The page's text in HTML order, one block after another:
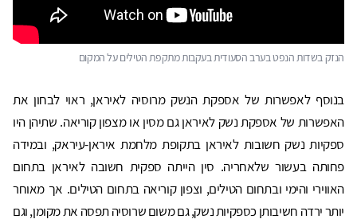
הנזק בשדות הנפט בערב הסעודית בעקבות מתקפת הטילים על המקום
בנוסף לאפשרות של אספקת הנשק מרוסיה לאיראן, ראוי לבחון את
האפשרות של אספקת נשק לאיראן גם מסין או מצפון קוריאה. שתיהן היו
ספקיות נשק חשובות לאיראן בתקופת מלחמת איראן-עיראק, ובמידה
פחותה בעשור שלאחריה. סין הייתה ספקית חשובה לאיראן בתחום
האווירי והימי ובתחום הטילים, וצפון קוריאה בתחום הטילים. אך מאוחר
יותר ירדה חשיבותן כספקיות נשק, גם משום שרוסיה תפסה את מקומן, וגם